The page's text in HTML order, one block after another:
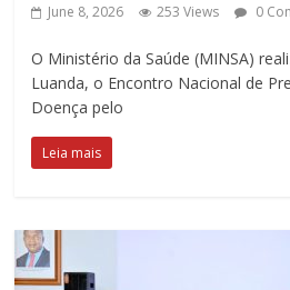
June 8, 2026 253 Views 0
O Ministério da Saúde (MINSA)
Luanda, o Encontro Nacional de
Doença pelo
Leia mais